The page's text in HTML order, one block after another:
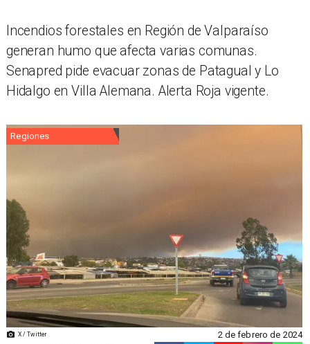
Incendios forestales en Región de Valparaíso
generan humo que afecta varias comunas.
Senapred pide evacuar zonas de Patagual y Lo
Hidalgo en Villa Alemana. Alerta Roja vigente.
X / Twitter
Regiones
2 de febrero de 2024